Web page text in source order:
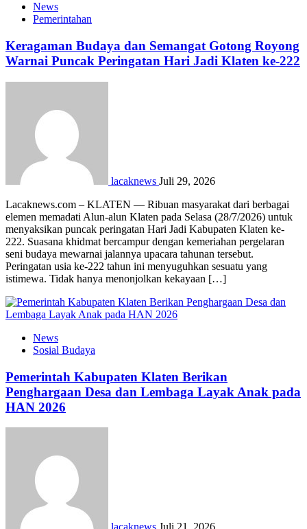
News
Pemerintahan
Keragaman Budaya dan Semangat Gotong Royong
Warnai Puncak Peringatan Hari Jadi Klaten ke-222
lacaknews Juli 29, 2026
Lacaknews.com – KLATEN — Ribuan masyarakat dari berbagai
elemen memadati Alun-alun Klaten pada Selasa (28/7/2026) untuk
menyaksikan puncak peringatan Hari Jadi Kabupaten Klaten ke-
222. Suasana khidmat bercampur dengan kemeriahan pergelaran
seni budaya mewarnai jalannya upacara tahunan tersebut.
Peringatan usia ke-222 tahun ini menyuguhkan sesuatu yang
istimewa. Tidak hanya menonjolkan kekayaan […]
News
Sosial Budaya
Pemerintah Kabupaten Klaten Berikan
Penghargaan Desa dan Lembaga Layak Anak pada
HAN 2026